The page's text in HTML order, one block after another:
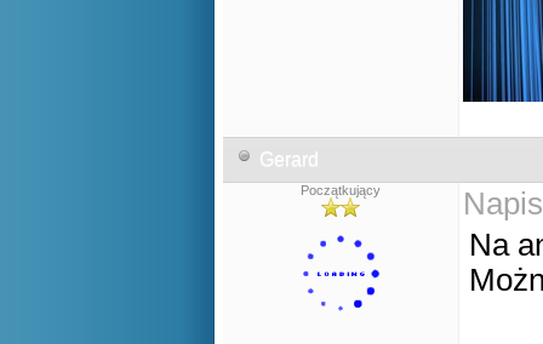
Gerard
Początkujący
Na